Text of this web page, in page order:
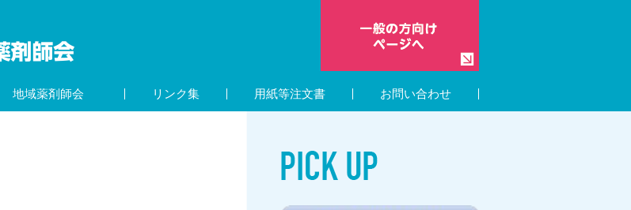
地域薬剤師会 リンク集 用紙等注文書 お問い合わせ